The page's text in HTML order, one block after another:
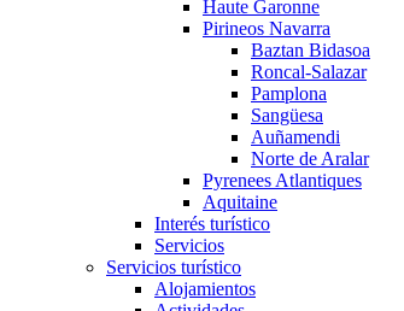
Haute Garonne
Pirineos Navarra
Baztan Bidasoa
Roncal-Salazar
Pamplona
Sangüesa
Auñamendi
Norte de Aralar
Pyrenees Atlantiques
Aquitaine
Interés turístico
Servicios
Servicios turístico
Alojamientos